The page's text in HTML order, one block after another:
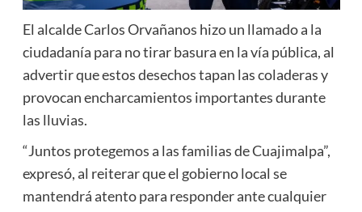
El alcalde Carlos Orvañanos hizo un llamado a la
ciudadanía para no tirar basura en la vía pública, al
advertir que estos desechos tapan las coladeras y
provocan encharcamientos importantes durante
las lluvias.
“Juntos protegemos a las familias de Cuajimalpa”,
expresó, al reiterar que el gobierno local se
mantendrá atento para responder ante cualquier